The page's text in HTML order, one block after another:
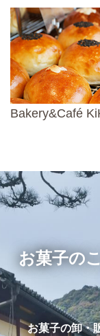
Bakery&Café
お菓子の
お菓子の卸・